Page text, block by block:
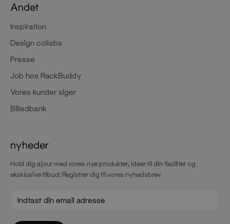
Andet
Inspiration
Design collabs
Presse
Job hos RackBuddy
Vores kunder siger
Billedbank
nyheder
Hold dig ajour med vores nye produkter, ideer til din facilitet og
eksklusive tilbud: Registrer dig til vores nyhedsbrev